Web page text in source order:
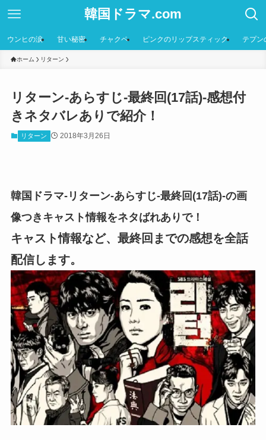
韓国ドラマ.com
ウンヒの涙 甘い秘密 チャクペ ピンクのリップスティック テプン
ホーム リターン
リターン-あらすじ-最終回(17話)-感想付
きネタバレありで紹介！
リターン 2018年3月26日
韓国ドラマ-リターン-あらすじ-最終回(17話)-の画
像つきキャスト情報をネタばれありで！
キャスト情報など、最終回までの感想を全話
配信します。